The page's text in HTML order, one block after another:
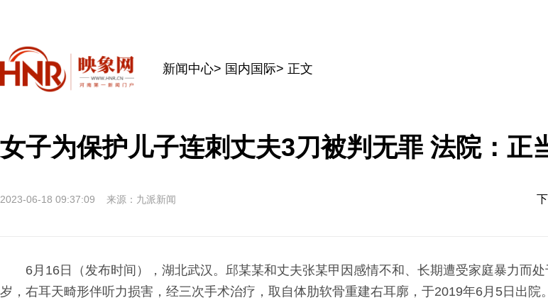
新闻中心> 国内国际> 正文
女子为保护儿子连刺丈夫3刀被判无罪 法院：正
2023-06-18 09:37:09 来源：九派新闻
6月16日（发布时间），湖北武汉。邱某某和丈夫张某甲因感情不和、长期遭受家庭暴力而
岁，右耳天畸形伴听力损害，经三次手术治疗，取自体肋软骨重建右耳廓，于2019年6月5日出院